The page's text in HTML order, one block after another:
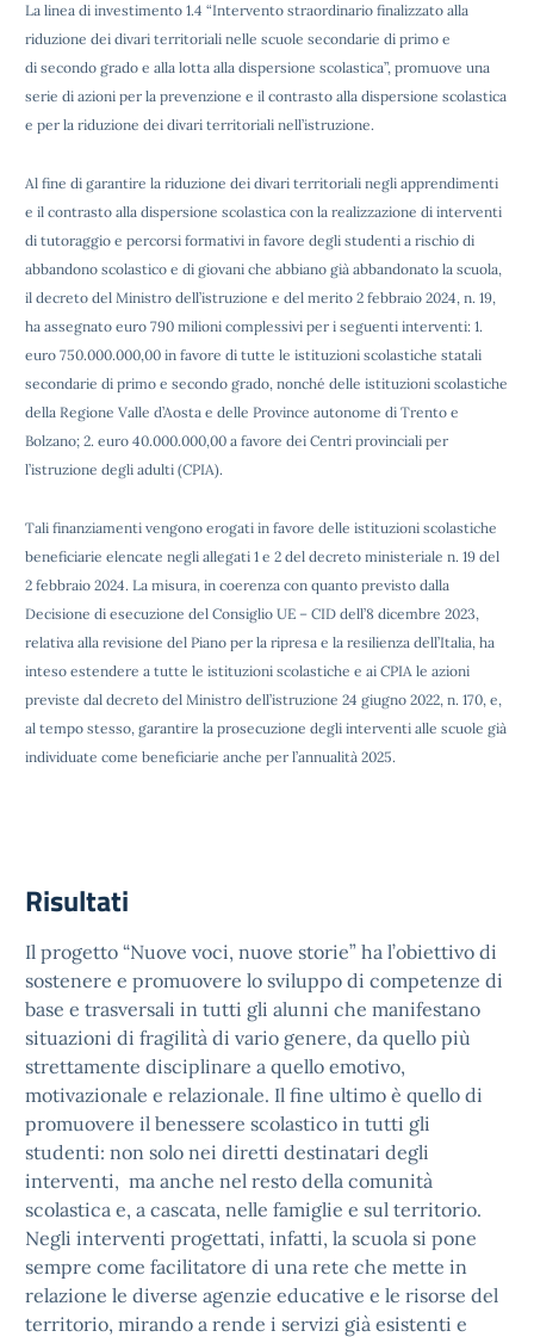
La linea di investimento 1.4 “Intervento straordinario finalizzato alla
riduzione dei divari territoriali nelle scuole secondarie di primo e
di secondo grado e alla lotta alla dispersione scolastica”, promuove una
serie di azioni per la prevenzione e il contrasto alla dispersione scolastica
e per la riduzione dei divari territoriali nell’istruzione.
Al fine di garantire la riduzione dei divari territoriali negli apprendimenti
e il contrasto alla dispersione scolastica con la realizzazione di interventi
di tutoraggio e percorsi formativi in favore degli studenti a rischio di
abbandono scolastico e di giovani che abbiano già abbandonato la scuola,
il decreto del Ministro dell’istruzione e del merito 2 febbraio 2024, n. 19,
ha assegnato euro 790 milioni complessivi per i seguenti interventi: 1.
euro 750.000.000,00 in favore di tutte le istituzioni scolastiche statali
secondarie di primo e secondo grado, nonché delle istituzioni scolastiche
della Regione Valle d’Aosta e delle Province autonome di Trento e
Bolzano; 2. euro 40.000.000,00 a favore dei Centri provinciali per
l’istruzione degli adulti (CPIA).
Tali finanziamenti vengono erogati in favore delle istituzioni scolastiche
beneficiarie elencate negli allegati 1 e 2 del decreto ministeriale n. 19 del
2 febbraio 2024. La misura, in coerenza con quanto previsto dalla
Decisione di esecuzione del Consiglio UE – CID dell’8 dicembre 2023,
relativa alla revisione del Piano per la ripresa e la resilienza dell’Italia, ha
inteso estendere a tutte le istituzioni scolastiche e ai CPIA le azioni
previste dal decreto del Ministro dell’istruzione 24 giugno 2022, n. 170, e,
al tempo stesso, garantire la prosecuzione degli interventi alle scuole già
individuate come beneficiarie anche per l’annualità 2025.
Risultati
Il progetto “Nuove voci, nuove storie” ha l’obiettivo di
sostenere e promuovere lo sviluppo di competenze di
base e trasversali in tutti gli alunni che manifestano
situazioni di fragilità di vario genere, da quello più
strettamente disciplinare a quello emotivo,
motivazionale e relazionale. Il fine ultimo è quello di
promuovere il benessere scolastico in tutti gli
studenti: non solo nei diretti destinatari degli
interventi, ma anche nel resto della comunità
scolastica e, a cascata, nelle famiglie e sul territorio.
Negli interventi progettati, infatti, la scuola si pone
sempre come facilitatore di una rete che mette in
relazione le diverse agenzie educative e le risorse del
territorio, mirando a rende i servizi già esistenti e